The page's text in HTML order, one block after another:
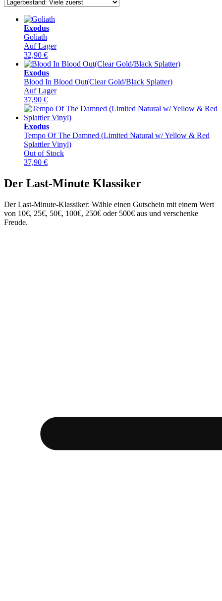
Exodus
Goliath
Auf Lager
32,90 €
Exodus
Blood In Blood Out(Clear Gold/Black Splatter)
Auf Lager
37,90 €
Exodus
Tempo Of The Damned (Limited Natural w/ Yellow & Red
Splattler Vinyl)
Out of Stock
37,90 €
Der Last-Minute Klassiker
Der Last-Minute-Klassiker: Wähle einen Gutschein mit einem Wert
von 10€, 25€, 50€, 100€, 250€ oder 500€ aus und verschenke
Freude.